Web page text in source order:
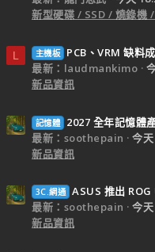
新型硬碟 / SSD / 燒錄機
L 主機板
PCB、VRM 缺料
最新：laudmankimo
新品資訊
記憶體
2027 全年記憶體
最新：soothepain
今
新品資訊
3C.網通 ASUS 推出
最新：soothepain
今
新品資訊